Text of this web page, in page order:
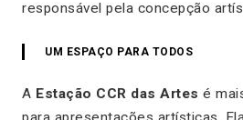
responsável pela concepção
UM ESPAÇO PARA TODOS
A Estação CCR das Artes é